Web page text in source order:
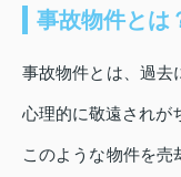
事故物件とは
事故物件とは、過去
心理的に敬遠されが
このような物件を